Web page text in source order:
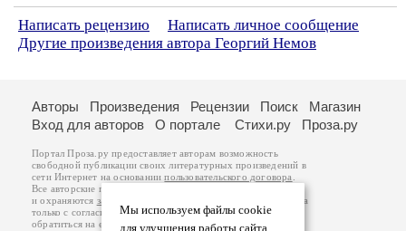
Написать рецензию
Написать личное сообщение
Другие произведения автора Георгий Немов
Мы используем файлы cookie
для улучшения работы сайта.
Авторы Произведения Рецензии Поиск
Магазин
Вход для авторов
О портале Стихи.ру Проза.ру
Портал Проза.ру предоставляет авторам возможность
свободной публикации своих литературных произведений в
сети Интернет на основаниипользовательского договора
Все авторские права на произведения принадлежат авторам
и охраняются законом
. Перепечатка произведений возможна
только с согласия его автора, к которому вы можете
обратиться на его авторской странице. Ответственность за